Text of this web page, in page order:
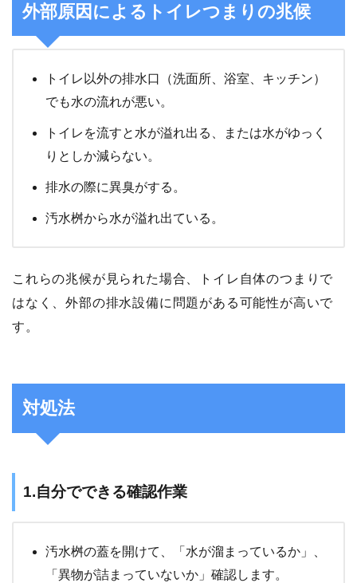
外部原因によるトイレつまりの兆候
トイレ以外の排水口（洗面所、浴室、キッチン）
でも水の流れが悪い。
トイレを流すと水が溢れ出る、または水がゆっく
りとしか減らない。
排水の際に異臭がする。
汚水桝から水が溢れ出ている。
これらの兆候が見られた場合、トイレ自体のつまりで
はなく、外部の排水設備に問題がある可能性が高いで
す。
対処法
1.自分でできる確認作業
汚水桝の蓋を開けて、「水が溜まっているか」、
「異物が詰まっていないか」確認します。